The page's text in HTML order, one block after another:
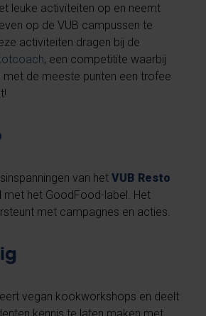
leuke activiteiten op en neemt
op de VUB campussen te
activiteiten dragen bij de
, een competitite waarbij
met de meeste punten een trofee
van hetVUB Resto
met het GoodFood-label. Het
met campagnes en acties.
vegan kookworkshops en deelt